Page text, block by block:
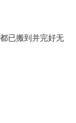
已搬到并完好无